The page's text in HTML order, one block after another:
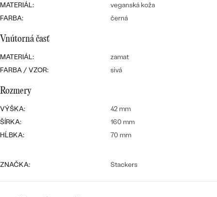
Najpredávanejšie
svadobné
DRAHOKAM
PODĽA MATERIÁLU
ZLATO
PLATINA
STRIEBRO
S DRAHOKAMAMI
S LAB GROWN DIAMANTMI
S PERLAMI
PODĽA ŠTÝLU
PERSONALIZOVANÉ
SYMBOLICKÉ
MINIMALISTICKÉ
CENOVO DOSTUPNÉ
LUXUSNÉ
LUXUSNÉ
MATERIÁL:
veganská koža
FARBA:
černá
Vnútorná časť
MATERIÁL:
zamat
FARBA / VZOR:
sivá
Rozmery
VÝŠKA:
42 mm
ŠÍRKA:
160 mm
HĹBKA:
70 mm
ZNAČKA: Stackers